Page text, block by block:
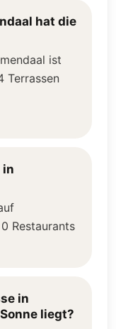
hat die
ist
Terrassen
in
Restaurants
in
liegt?